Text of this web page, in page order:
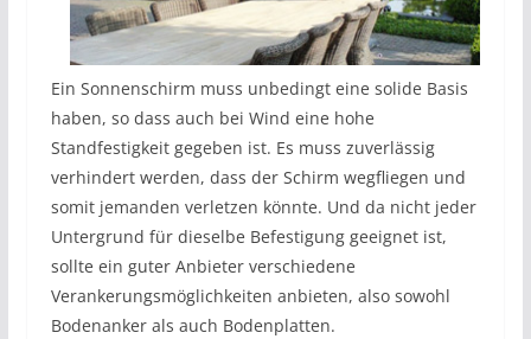
Ein Sonnenschirm muss unbedingt eine solide Basis
haben, so dass auch bei Wind eine hohe
Standfestigkeit gegeben ist. Es muss zuverlässig
verhindert werden, dass der Schirm wegfliegen und
somit jemanden verletzen könnte. Und da nicht jeder
Untergrund für dieselbe Befestigung geeignet ist,
sollte ein guter Anbieter verschiedene
Verankerungsmöglichkeiten anbieten, also sowohl
Bodenanker als auch Bodenplatten.